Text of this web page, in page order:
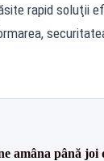
rapid soluţii
amâna până joi